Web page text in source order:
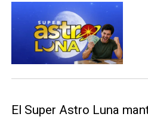
El Super Astro Luna